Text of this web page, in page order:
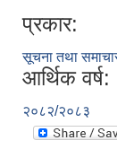
प्रकार:
सूचना तथा
आर्थिक वर्ष:
२०८२/२०८३